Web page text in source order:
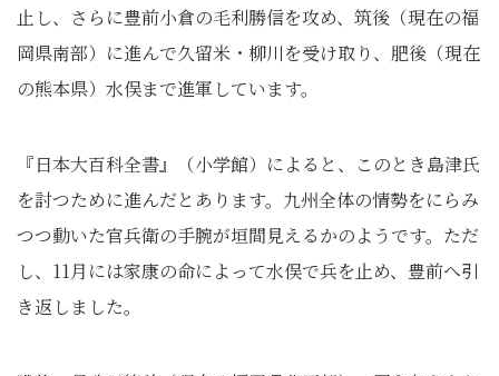
止し、さらに豊前小倉の毛利勝信を攻め、筑後（現在の福
岡県南部）に進んで久留米・柳川を受け取り、肥後（現在
の熊本県）水俣まで進軍しています。
『日本大百科全書』（小学館）によると、このとき島津氏
を討つために進んだとあります。九州全体の情勢をにらみ
つつ動いた官兵衛の手腕が垣間見えるかのようです。ただ
し、11月には家康の命によって水俣で兵を止め、豊前へ引
き返しました。